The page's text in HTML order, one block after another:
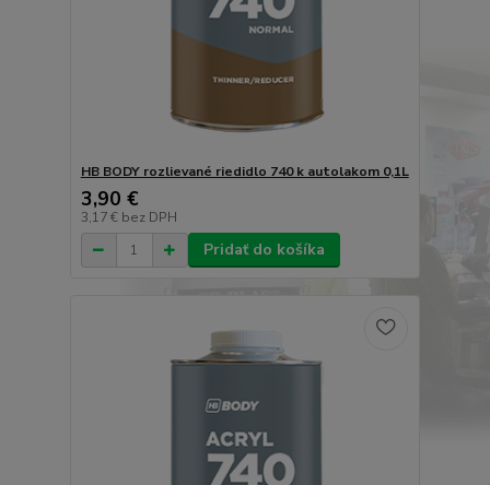
HB BODY rozlievané riedidlo 740 k autolakom 0,1L
3,90 €
3,17 € bez DPH
Pridať do košíka